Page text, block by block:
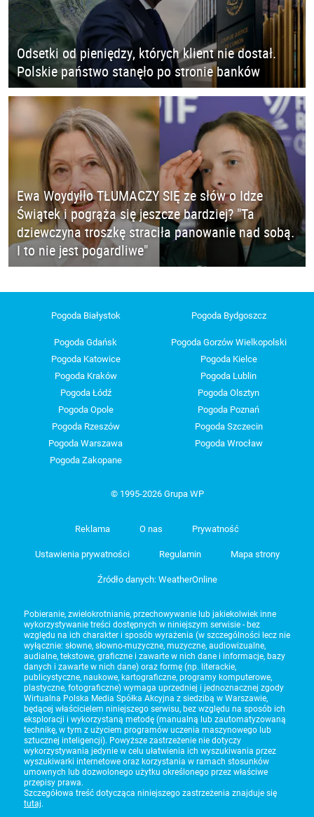
Odsetki od pieniędzy, których klient nie dostał.
Polskie państwo stanęło po stronie banków
Ewa Woydyłło TŁUMACZY SIĘ ze słów o Idze
Świątek i pogrąża się jeszcze bardziej? "Ta
dziewczyna troszkę straciła panowanie nad sobą.
I to nie jest pogardliwe"
Pogoda Białystok Pogoda Bydgoszcz
Pogoda Gdańsk
Pogoda Gorzów Wielkopolski
Pogoda Katowice
Pogoda Kielce
Pogoda Kraków
Pogoda Lublin
Pogoda Łódź
Pogoda Olsztyn
Pogoda Opole
Pogoda Poznań
Pogoda Rzeszów
Pogoda Szczecin
Pogoda Warszawa
Pogoda Wrocław
Pogoda Zakopane
© 1995-2026 Grupa WP
Reklama O nas Prywatność
Ustawienia prywatności Regulamin Mapa strony
Źródło danych: WeatherOnline
Pobieranie, zwielokrotnianie, przechowywanie lub jakiekolwiek inne
wykorzystywanie treści dostępnych w niniejszym serwisie - bez
względu na ich charakter i sposób wyrażenia (w szczególności lecz nie
wyłącznie: słowne, słowno-muzyczne, muzyczne, audiowizualne,
audialne, tekstowe, graficzne i zawarte w nich dane i informacje, bazy
danych i zawarte w nich dane) oraz formę (np. literackie,
publicystyczne, naukowe, kartograficzne, programy komputerowe,
plastyczne, fotograficzne) wymaga uprzedniej i jednoznacznej zgody
Wirtualna Polska Media Spółka Akcyjna z siedzibą w Warszawie,
będącej właścicielem niniejszego serwisu, bez względu na sposób ich
eksploracji i wykorzystaną metodę (manualną lub zautomatyzowaną
technikę, w tym z użyciem programów uczenia maszynowego lub
sztucznej inteligencji). Powyższe zastrzeżenie nie dotyczy
wykorzystywania jedynie w celu ułatwienia ich wyszukiwania przez
wyszukiwarki internetowe oraz korzystania w ramach stosunków
umownych lub dozwolonego użytku określonego przez właściwe
przepisy prawa.
Szczegółowa treść dotycząca niniejszego zastrzeżenia znajduje się
tutaj.